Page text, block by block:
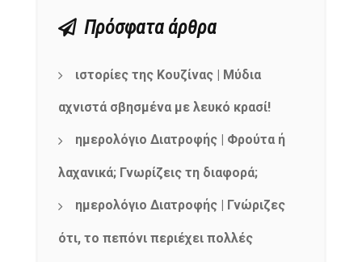
Πρόσφατα άρθρα
ιστορίες της Κουζίνας | Μύδια
αχνιστά σβησμένα με λευκό κρασί!
ημερολόγιο Διατροφής | Φρούτα ή
λαχανικά; Γνωρίζεις τη διαφορά;
ημερολόγιο Διατροφής | Γνώριζες
ότι, το πεπόνι περιέχει πολλές